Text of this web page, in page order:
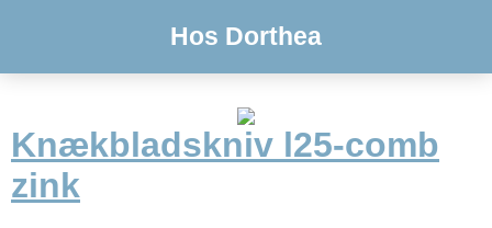
Hos Dorthea
Knækbladskniv l25-comb
zink